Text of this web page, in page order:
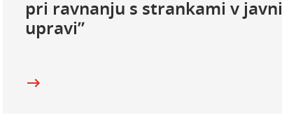
pri ravnanju s strankami v javni
upravi”